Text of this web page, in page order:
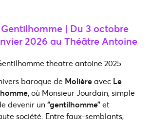
| Du 3 octobre
2026 au Théâtre Antoine
baroque de Molièreavec Le
, où Monsieur Jourdain, simple
devenir un“gentilhomme”et
société. Entre faux-semblants,